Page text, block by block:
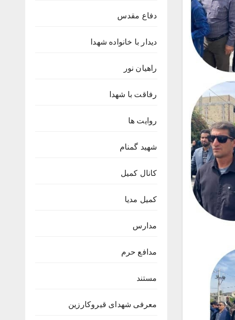
دفاع مقدس
دیدار با خانواده شهدا
راهیان نور
رفاقت با شهدا
روایت ها
شهید گمنام
کانال کمیل
کمیل مدیا
مدارس
مدافع حرم
مستند
معرفی شهدای قیروکارزین